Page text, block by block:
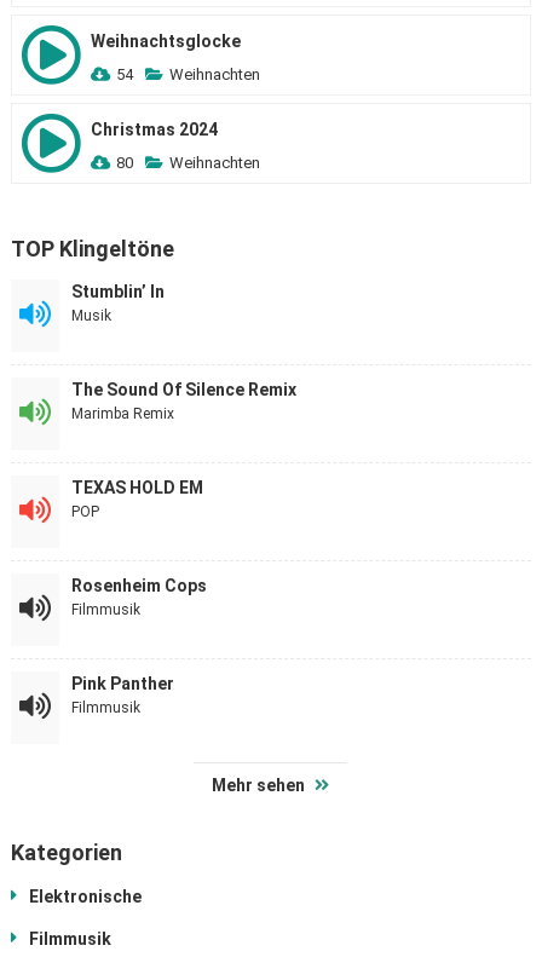
Weihnachtsglocke
54 Weihnachten
Christmas 2024
80 Weihnachten
TOP Klingeltöne
Stumblin’ In
Musik
The Sound Of Silence Remix
Marimba Remix
TEXAS HOLD EM
POP
Rosenheim Cops
Filmmusik
Pink Panther
Filmmusik
Mehr sehen
Kategorien
Elektronische
Filmmusik